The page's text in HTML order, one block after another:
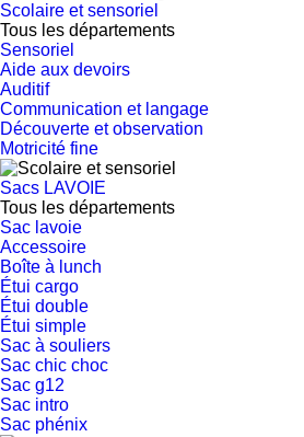
Scolaire et sensoriel
Tous les départements
Sensoriel
Aide aux devoirs
Auditif
Communication et langage
Découverte et observation
Motricité fine
Sacs LAVOIE
Tous les départements
Sac lavoie
Accessoire
Boîte à lunch
Étui cargo
Étui double
Étui simple
Sac à souliers
Sac chic choc
Sac g12
Sac intro
Sac phénix